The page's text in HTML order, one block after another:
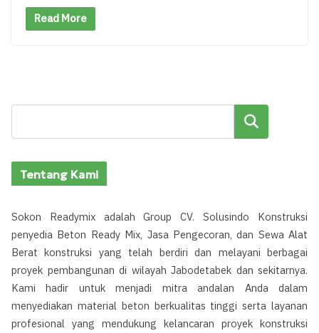
Read More
Cari
Tentang Kami
Sokon Readymix adalah Group CV. Solusindo Konstruksi
penyedia Beton Ready Mix, Jasa Pengecoran, dan Sewa Alat
Berat konstruksi yang telah berdiri dan melayani berbagai
proyek pembangunan di wilayah Jabodetabek dan sekitarnya.
Kami hadir untuk menjadi mitra andalan Anda dalam
menyediakan material beton berkualitas tinggi serta layanan
profesional yang mendukung kelancaran proyek konstruksi